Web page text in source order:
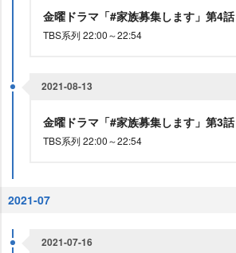
金曜ドラマ「#家族募集します」第4話
TBS系列 22:00～22:54
2021-08-13
金曜ドラマ「#家族募集します」第3話
TBS系列 22:00～22:54
2021-07
2021-07-16